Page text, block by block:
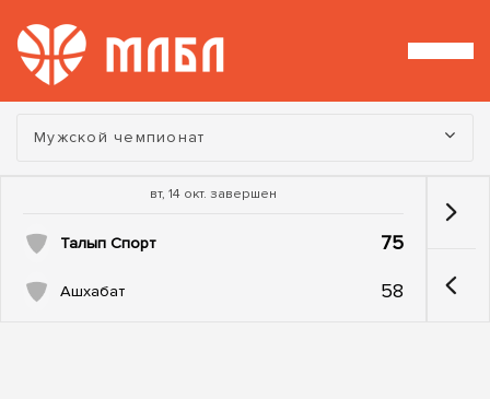
Турнир:
Мужской чемпионат
вт, 14 окт. завершен
Талып Спорт 75
Ашхабат 58